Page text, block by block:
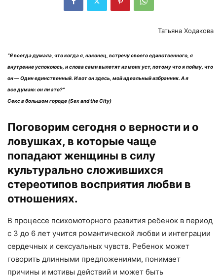
Татьяна Ходакова
“Я всегда думала, что когда я, наконец, встречу своего единственного, я
внутренне успокоюсь, и слова сами вылетят из моих уст, потому что я пойму, что
он—Один единственный. И вот он здесь, мой идеальный избранник. A я
все думаю: он ли это?”
Секс в большом городе (Sex and the City)
Поговорим сегодня о верности и о
ловушках, в которые чаще
попадают женщины в силу
культурально сложившихся
стереотипов восприятия любви в
отношениях.
В процессе психомоторного развития ребенок в период
с 3 до 6 лет учится романтической любви и интеграции
сердечных и сексуальных чувств. Ребенок может
говорить длинными предложениями, понимает
причины и мотивы действий и может быть